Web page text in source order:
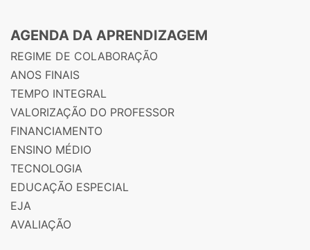
AGENDA DA APRENDIZAGEM
REGIME DE COLABORAÇÃO
ANOS FINAIS
TEMPO INTEGRAL
VALORIZAÇÃO DO PROFESSOR
FINANCIAMENTO
ENSINO MÉDIO
TECNOLOGIA
EDUCAÇÃO ESPECIAL
EJA
AVALIAÇÃO